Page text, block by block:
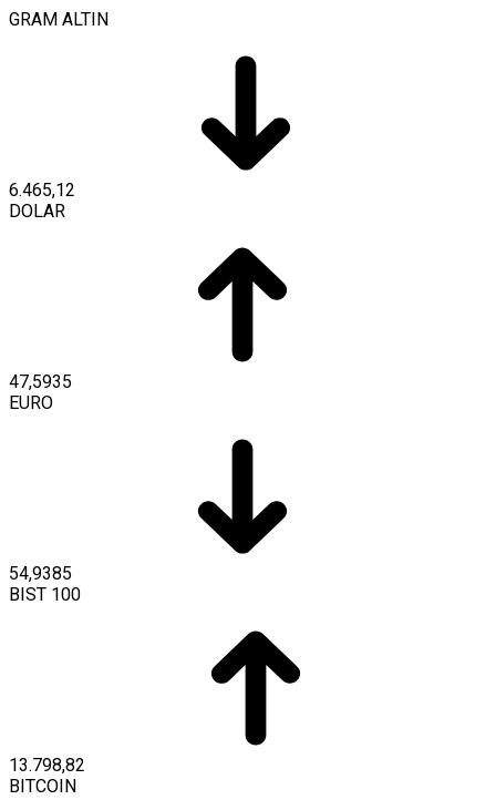
GRAM ALTIN
6.465,12
DOLAR
47,5935
EURO
54,9385
BIST 100
13.798,82
BITCOIN